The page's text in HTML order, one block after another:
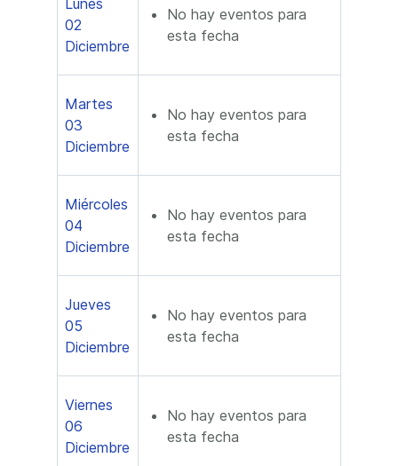
Lunes
02
Diciembre
No hay eventos para
esta fecha
Martes
03
Diciembre
No hay eventos para
esta fecha
Miércoles
04
Diciembre
No hay eventos para
esta fecha
Jueves
05
Diciembre
No hay eventos para
esta fecha
Viernes
06
Diciembre
No hay eventos para
esta fecha